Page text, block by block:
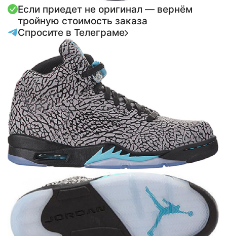
Если приедет не оригинал — вернём
тройную стоимость заказа
Спросите в Телеграме